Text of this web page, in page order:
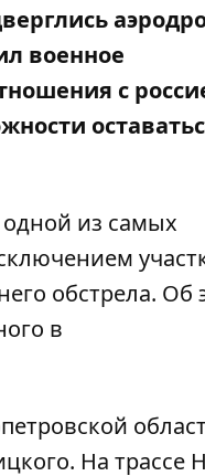
военное
с
одной из самых
обстрела. Об
в
На трассе